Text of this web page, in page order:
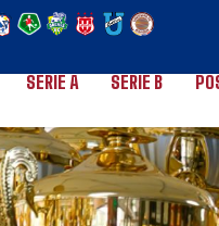
SERIE A SERIE B